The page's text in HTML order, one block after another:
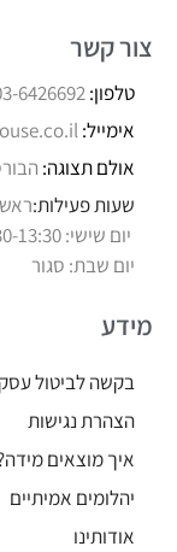
צור קשר
טלפון:6426692
אימייל:
אולם תצוגה:
שעות פעילות:
יום שישי: 9:30-13:30
יום שבת: סגור
מידע
בקשה לביטול
הצהרת נגישות
איך מוצאים
יהלומים אמיתיים
אודותינו